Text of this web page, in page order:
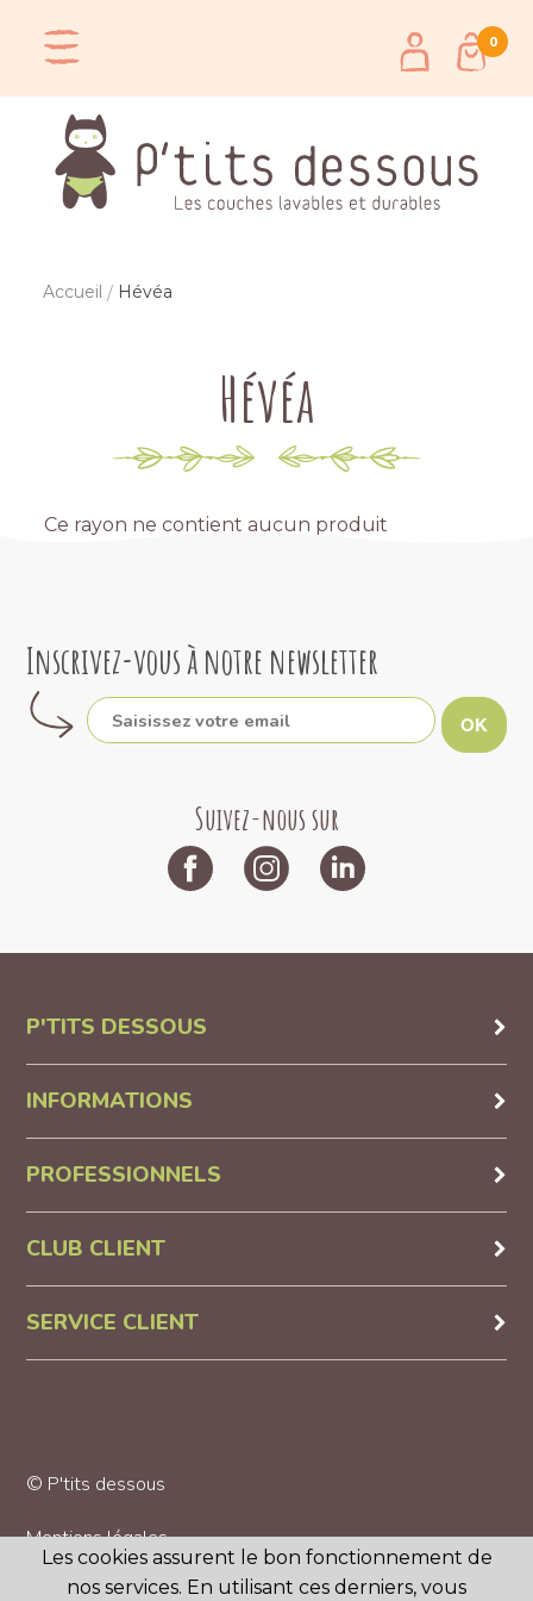
0
Accueil Hévéa
Hévéa
Ce rayon ne contient aucun produit
Inscrivez-vous à notre newsletter
OK
Suivez-nous sur
P'TITS DESSOUS
INFORMATIONS
PROFESSIONNELS
CLUB CLIENT
SERVICE CLIENT
© P'tits dessous
Mentions légales
Les cookies assurent le bon fonctionnement de
nos services. En utilisant ces derniers, vous